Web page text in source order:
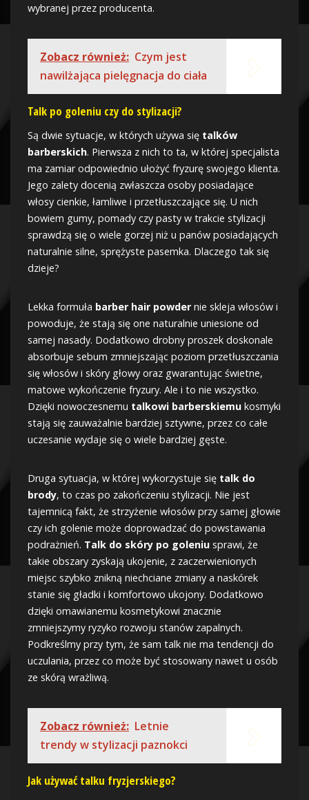
wybranej przez producenta.
Zobacz również: Czym jest
nawilżająca pielęgnacja do ciała
Talk po goleniu czy do stylizacji?
Są dwie sytuacje, w których używa się talków
barberskich. Pierwsza z nich to ta, w której specjalista
ma zamiar odpowiednio ułożyć fryzurę swojego klienta.
Jego zalety docenią zwłaszcza osoby posiadające
włosy cienkie, łamliwe i przetłuszczające się. U nich
bowiem gumy, pomady czy pasty w trakcie stylizacji
sprawdzą się o wiele gorzej niż u panów posiadających
naturalnie silne, sprężyste pasemka. Dlaczego tak się
dzieje?
Lekka formuła barber hair powder nie skleja włosów i
powoduje, że stają się one naturalnie uniesione od
samej nasady. Dodatkowo drobny proszek doskonale
absorbuje sebum zmniejszając poziom przetłuszczania
się włosów i skóry głowy oraz gwarantując świetne,
matowe wykończenie fryzury. Ale i to nie wszystko.
Dzięki nowoczesnemu talkowi barberskiemu kosmyki
stają się zauważalnie bardziej sztywne, przez co całe
uczesanie wydaje się o wiele bardziej gęste.
Druga sytuacja, w której wykorzystuje się talk do
brody, to czas po zakończeniu stylizacji. Nie jest
tajemnicą fakt, że strzyżenie włosów przy samej głowie
czy ich golenie może doprowadzać do powstawania
podrażnień. Talk do skóry po goleniu sprawi, że
takie obszary zyskają ukojenie, z zaczerwienionych
miejsc szybko znikną niechciane zmiany a naskórek
stanie się gładki i komfortowo ukojony. Dodatkowo
dzięki omawianemu kosmetykowi znacznie
zmniejszymy ryzyko rozwoju stanów zapalnych.
Podkreślmy przy tym, że sam talk nie ma tendencji do
uczulania, przez co może być stosowany nawet u osób
ze skórą wrażliwą.
Zobacz również: Letnie
trendy w stylizacji paznokci
Jak używać talku fryzjerskiego?